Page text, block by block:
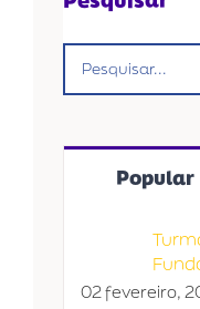
resultados
Popular
02 fevereiro,